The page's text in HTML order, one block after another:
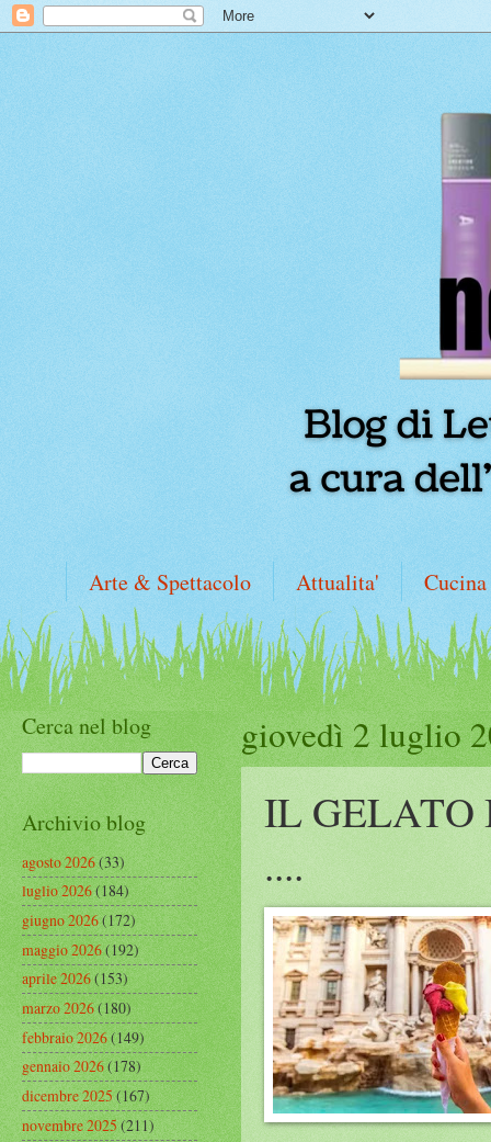
Arte & Spettacolo Attualita' Cucina
giovedì 2 luglio
IL GELATO
....
Cerca nel blog
Archivio blog
agosto 2026(33)
luglio 2026(184)
giugno 2026(172)
maggio 2026(192)
aprile 2026(153)
marzo 2026(180)
febbraio 2026(149)
gennaio 2026(178)
dicembre 2025(167)
novembre 2025(211)